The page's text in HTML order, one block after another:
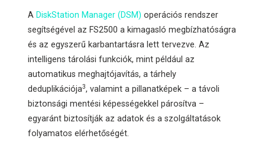
ADiskStation Manager (DSM) operációs rendszer
segítségével az FS2500 a kimagasló megbízhatóságra
és az egyszerű karbantartásra lett tervezve. Az
intelligens tárolási funkciók, mint például az
automatikus meghajtójavítás, a tárhely
deduplikációja3, valamint a pillanatképek – a távoli
biztonsági mentési képességekkel párosítva –
egyaránt biztosítják az adatok és a szolgáltatások
folyamatos elérhetőségét.